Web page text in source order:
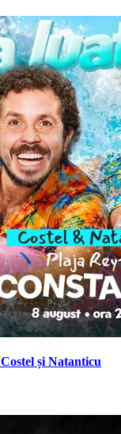
Costel și Natanticu